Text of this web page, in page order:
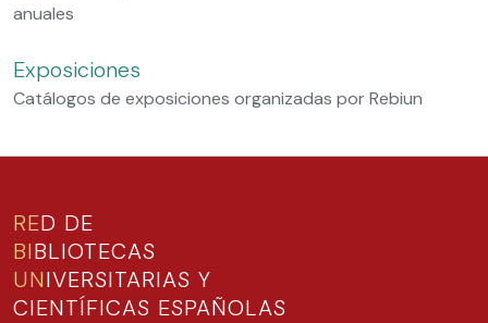
anuales
Exposiciones
Catálogos de exposiciones organizadas por Rebiun
RED DE
BIBLIOTECAS
UNIVERSITARIAS Y
CIENTÍFICAS ESPAÑOLAS